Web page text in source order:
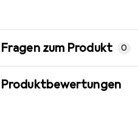
Fragen zum Produkt 0
Produktbewertungen